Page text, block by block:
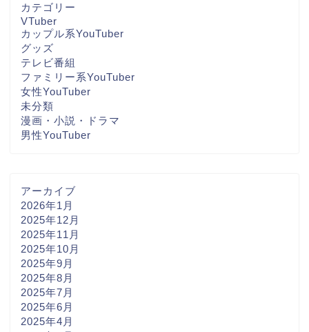
カテゴリー
VTuber
カップル系YouTuber
グッズ
テレビ番組
ファミリー系YouTuber
女性YouTuber
未分類
漫画・小説・ドラマ
男性YouTuber
アーカイブ
2026年1月
2025年12月
2025年11月
2025年10月
2025年9月
2025年8月
2025年7月
2025年6月
2025年4月